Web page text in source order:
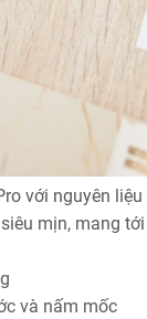
với nguyên
mịn, mang
và nấm mốc